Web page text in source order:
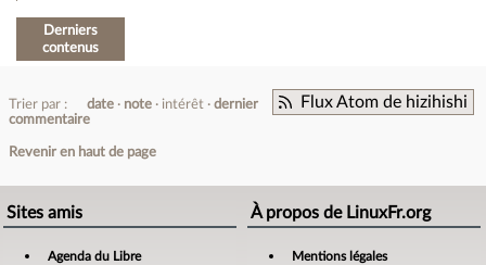
Derniers
contenus
Flux Atom de hizihishi
Trier par : date note intérêt
dernier
commentaire
Revenir en haut de page
Sites amis
Agenda du Libre
À propos de LinuxFr.org
Mentions légales